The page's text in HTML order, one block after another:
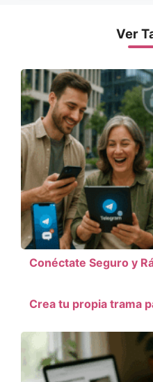
Ver
Conéctate Seguro y
Crea tu propia trama